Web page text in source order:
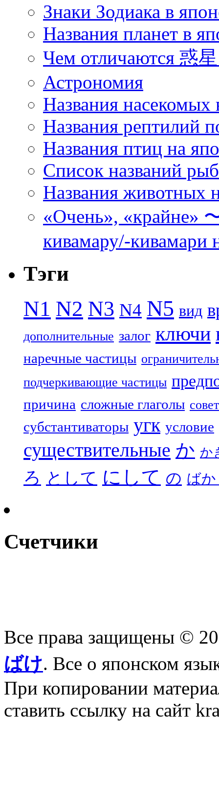
Знаки Зодиака в
Названия планет в
Чем отличаются 惑
Астрономия
Названия насекомых
Названия рептилий
Названия птиц на
Список названий
Названия животных
«Очень», «крайне»
кивамару/-кивамари
Тэги
N1 N2 N3 N4 N5 вид
дополнительные залог ключи
наречные частицы
подчеркивающие частицы
причина сложные глаголы совет
субстантиваторы угк условие
существительные か か
ろ として にして の ば
Счетчики
Все права защищены ©
ばけ. Все о японском
При копировании
ставить ссылку на сайт